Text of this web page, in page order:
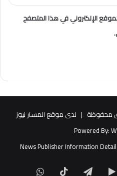
الإلكتروني في هذا المتصفح
لدى موقع المسار نيوز
Powered By:
News Publisher Information
‏Googleتيلقرام TikTokواتساب